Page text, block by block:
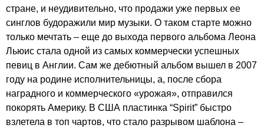
стране, и неудивительно, что продажи уже первых ее
синглов будоражили мир музыки. О таком старте можно
только мечтать – еще до выхода первого альбома Леона
Льюис стала одной из самых коммерчески успешных
певиц в Англии. Сам же дебютный альбом вышел в 2007
году на родине исполнительницы, а, после сбора
наградного и коммерческого «урожая», отправился
покорять Америку. В США пластинка “Spirit” быстро
взлетела в топ чартов, что стало разрывом шаблона –